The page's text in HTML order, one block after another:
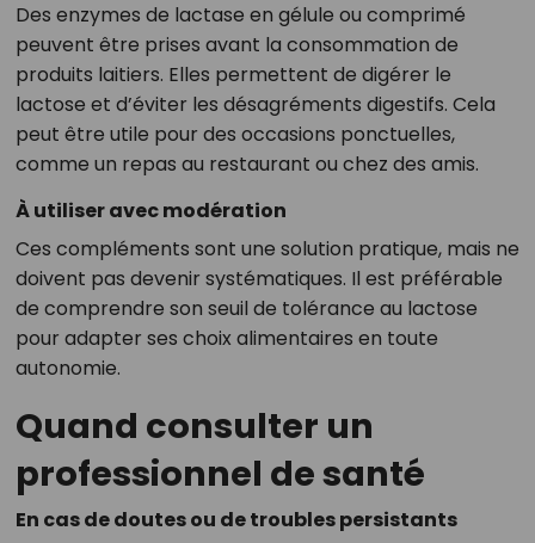
Des enzymes de lactase en gélule ou comprimé
peuvent être prises avant la consommation de
produits laitiers. Elles permettent de digérer le
lactose et d’éviter les désagréments digestifs. Cela
peut être utile pour des occasions ponctuelles,
comme un repas au restaurant ou chez des amis.
À utiliser avec modération
Ces compléments sont une solution pratique, mais ne
doivent pas devenir systématiques. Il est préférable
de comprendre son seuil de tolérance au lactose
pour adapter ses choix alimentaires en toute
autonomie.
Quand consulter un
professionnel de santé
En cas de doutes ou de troubles persistants